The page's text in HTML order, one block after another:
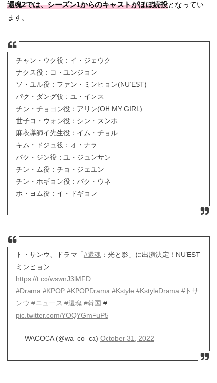
還魂2では、シーズン1からのキャストがほぼ続投となってい
ます。
チャン・ウク役：イ・ジェウク
ナクス役：コ・ユンジョン
ソ・ユル役：ファン・ミンヒョン(NU’EST)
パク・ダング役：ユ・インス
チン・チョヨン役：アリン(OH MY GIRL)
世子コ・ウォン役：シン・スンホ
麻衣導師イ先生役：イム・チョル
キム・ドジュ役：オ・ナラ
パク・ジン役：ユ・ジュンサン
チン・ム役：チョ・ジェユン
チン・ホギョン役：パク・ウネ
ホ・ヨム役：イ・ドギョン
ト・サンウ、ドラマ「#還魂：光と影」に出演決定！NU’EST
ミンヒョン …
https://t.co/wswnJ3lMFD
#Drama #KPOP #KPOPDrama #Kstyle #KstyleDrama #トサ
ンウ #ニュース #還魂 #韓国 #
pic.twitter.com/YOQYGmFuP5
— WACOCA (@wa_co_ca) October 31, 2022